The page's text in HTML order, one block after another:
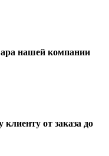
нашей компании
от заказа до